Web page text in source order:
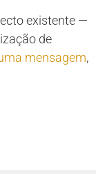
existente —
de
mensagem,